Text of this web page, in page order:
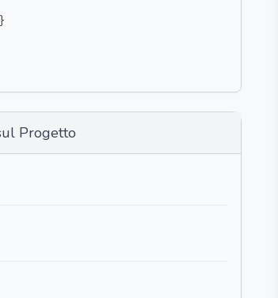
}
Progetto